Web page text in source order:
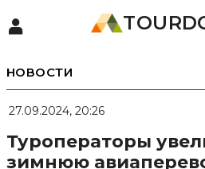
НОВОСТИ
27.09.2024, 20:26
Туроператоры
зимнюю